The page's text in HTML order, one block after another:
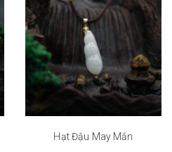
Hạt Đậu May Mắn